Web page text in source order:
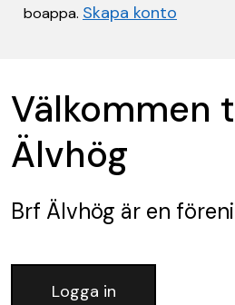
boappa. Skapa konto
Välkommen
Älvhög
Brf Älvhög är en
Logga in